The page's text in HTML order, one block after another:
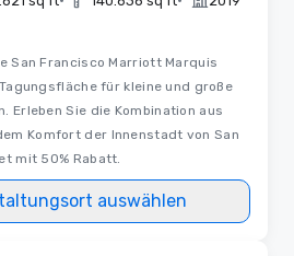
San Francisco Marriott Marquis
für kleine und große
Erleben Sie die Kombination aus
Komfort der Innenstadt von San
mit 50% Rabatt.
auswählen